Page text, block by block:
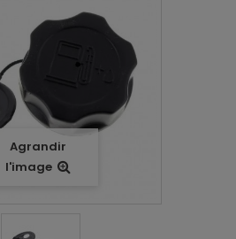
Agrandir
l'image